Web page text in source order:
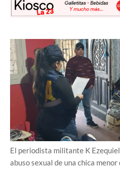
El periodista militante K
abuso sexual de una chica